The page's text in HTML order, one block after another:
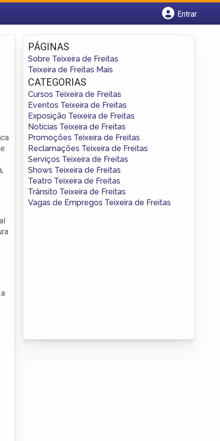
Entrar
Fazer login
Criar conta
PÁGINAS
Sobre Teixeira de Freitas
Teixeira de Freitas Mais
CATEGORIAS
Cursos Teixeira de Freitas
Eventos Teixeira de Freitas
Exposição Teixeira de Freitas
Notícias Teixeira de Freitas
Promoções Teixeira de Freitas
Reclamações Teixeira de Freitas
Serviços Teixeira de Freitas
Shows Teixeira de Freitas
Teatro Teixeira de Freitas
Trânsito Teixeira de Freitas
Vagas de Empregos Teixeira de Freitas